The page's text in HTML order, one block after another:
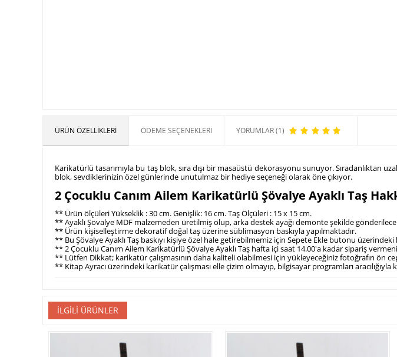
ÜRÜN ÖZELLIKLERI ÖDEME SEÇENEKLERI YORUMLAR (1)
Karikatürlü tasarımıyla bu taş blok, sıra dışı bir masaüstü dekorasyonu sunuyor. Sıradanlıktan
blok, sevdiklerinizin özel günlerinde unutulmaz bir hediye seçeneği olarak öne çıkıyor.
2 Çocuklu Canım Ailem Karikatürlü Şövalye Ayaklı Taş
** Ürün ölçüleri Yükseklik : 30 cm. Genişlik: 16 cm. Taş Ölçüleri : 15 x 15 cm.
** Ayaklı Şövalye MDF malzemeden üretilmiş olup, arka destek ayağı demonte şekilde
** Ürün kişiselleştirme dekoratif doğal taş üzerine süblimasyon baskıyla yapılmaktadır.
** Bu Şövalye Ayaklı Taş baskıyı kişiye özel hale getirebilmemiz için Sepete Ekle butonu
** 2 Çocuklu Canım Ailem Karikatürlü Şövalye Ayaklı Taş hafta içi saat 14.00'a kadar sipariş
** Lütfen Dikkat; karikatür çalışmasının daha kaliteli olabilmesi için yükleyeceğiniz fotoğrafın ön
** Kitap Ayracı üzerindeki karikatür çalışması elle çizim olmayıp, bilgisayar programları aracılığıyla
İLGILI ÜRÜNLER